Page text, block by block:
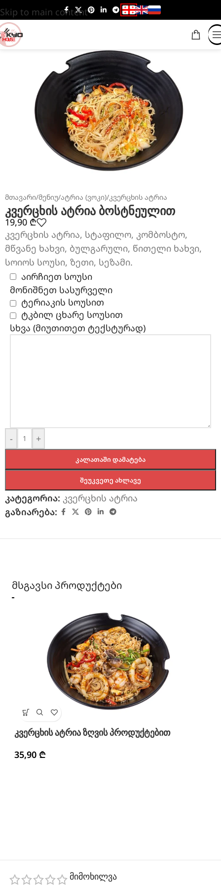
Skip to main content
მთავარი/მენიუ/ატრია (ვოკი)/კვერცხის ატრია
კვერცხის ატრია ბოსტნეულით
19,90 ₾
კვერცხის ატრია, სტაფილო, კომბოსტო,
მწვანე ხახვი, ბულგარული, წითელი ხახვი,
სოიოს სოუსი, ზეთი, სეზამი.
აირჩიეთ სოუსი
მონიშნეთ სასურველი
ტერიაკის სოუსით
ტკბილ ცხარე სოუსით
სხვა (მიუთითეთ ტექსტურად)
- +
ᲙᲐᲚᲐᲗᲐᲨᲘ ᲓᲐᲛᲐᲢᲔᲑᲐ
ᲨᲔᲣᲙᲕᲔᲗᲔ ᲐᲮᲚᲐᲕᲔ
კატეგორია: კვერცხის ატრია
გაზიარება:
მსგავსი პროდუქტები
კვერცხის ატრია ზღვის პროდუქტებით
35,90 ₾
მიმოხილვა